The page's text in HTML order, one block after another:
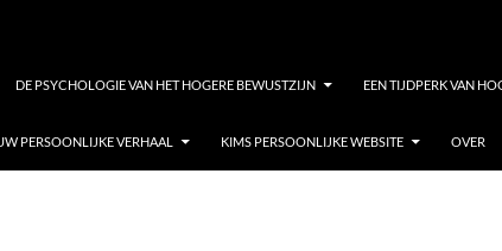
DE PSYCHOLOGIE VAN HET HOGERE BEWUSTZIJN EEN TIJDPERK VAN
PERSOONLIJKE VERHAAL KIMS PERSOONLIJKE WEBSITE OVER